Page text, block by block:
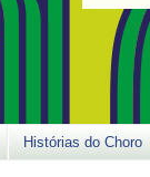
Histórias do Choro